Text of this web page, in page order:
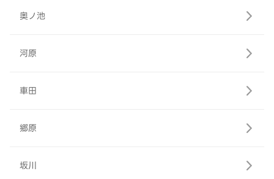
奥ノ池
河原
車田
郷原
坂川